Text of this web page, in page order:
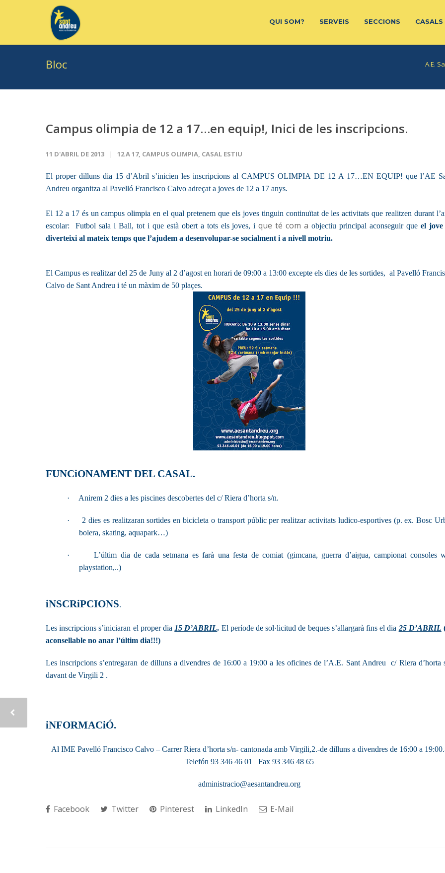
QUI SOM? SERVEIS SECCIONS CASALS
Bloc A.E.
Campus olimpia de 12 a 17…en equip!, Inici de les inscripcions.
11 D'ABRIL DE 2013 12 A 17, CAMPUS OLIMPIA, CASAL ESTIU
El proper dilluns dia 15 d’Abril s’inicien les inscripcions al CAMPUS OLIMPIA DE 12 A 17…EN EQUIP! que l’AE
Andreu organitza al Pavelló Francisco Calvo adreçat a joves de 12 a 17 anys.
El 12 a 17 és un campus olimpia en el qual pretenem que els joves tinguin continuïtat de les activitats que realitzen durant
escolar:
Futbol sala i Ball, tot i que està obert a tots els joves, i que té com aobjectiu principal aconseguir queel jove
diverteixi al mateix temps que l’ajudem a desenvolupar-se socialment i a nivell motriu.
El Campus es realitzar del 25 de Juny al 2 d’agost en horari de 09:00 a 13:00 excepte els dies de les sortides, al Pavelló
Calvo de Sant Andreu i té un màxim de 50 plaçes.
FUNCiONAMENT DEL CASAL.
· Anirem 2 dies a les piscines descobertes del c/ Riera d’horta s/n.
·
2 dies es realitzaran sortides en bicicleta o transport públic per realitzar activitats ludico-esportives (p. ex. Bosc
bolera, skating, aquapark…)
·
L’últim dia de cada setmana es farà una festa de comiat (gimcana, guerra d’aigua, campionat consoles
playstation,..)
iNSCRiPCIONS.
Les inscripcions s’iniciaran el proper dia 15 D’ABRIL. El període de sol·licitud de beques s’allargarà fins el dia 25 D’ABRIL
aconsellable no anar l’últim dia!!!)
Les inscripcions s’entregaran de dilluns a divendres de 16:00 a 19:00 a les oficines de l’A.E. Sant Andreuc/ Riera d’horta
davant de Virgili 2 .
iNFORMACiÓ.
Al IME Pavelló Francisco Calvo – Carrer Riera d’horta s/n- cantonada amb Virgili,2.-de dilluns a divendres de 16:00 a
Telefón 93 346 46 01
Fax 93 346 48 65
administracio@aesantandreu.org
Facebook Twitter Pinterest LinkedIn E-Mail